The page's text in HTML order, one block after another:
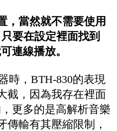
，當然就不需要使用
要在設定裡面找到
連線播放。
時，BTH-830的表現
截，因為我存在裡面
更多的是高解析音樂
傳輸有其壓縮限制，